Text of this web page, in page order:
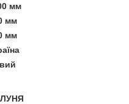
мм
мм
мм